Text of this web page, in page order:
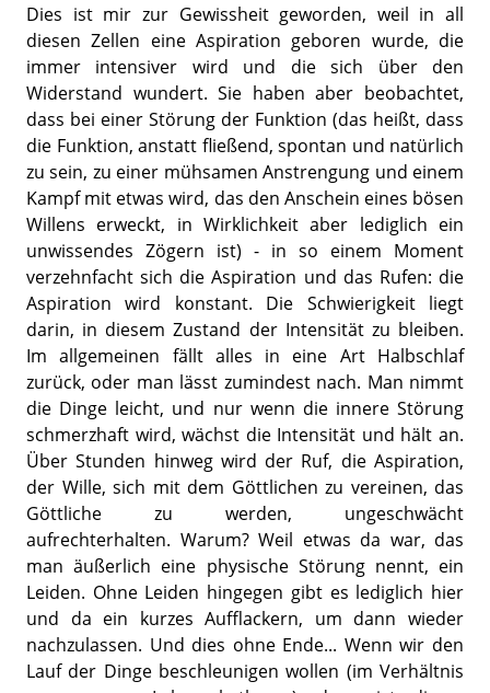
Dies ist mir zur Gewissheit geworden, weil in all
diesen Zellen eine Aspiration geboren wurde, die
immer intensiver wird und die sich über den
Widerstand wundert. Sie haben aber beobachtet,
dass bei einer Störung der Funktion (das heißt, dass
die Funktion, anstatt fließend, spontan und natürlich
zu sein, zu einer mühsamen Anstrengung und einem
Kampf mit etwas wird, das den Anschein eines bösen
Willens erweckt, in Wirklichkeit aber lediglich ein
unwissendes Zögern ist) - in so einem Moment
verzehnfacht sich die Aspiration und das Rufen: die
Aspiration wird konstant. Die Schwierigkeit liegt
darin, in diesem Zustand der Intensität zu bleiben.
Im allgemeinen fällt alles in eine Art Halbschlaf
zurück, oder man lässt zumindest nach. Man nimmt
die Dinge leicht, und nur wenn die innere Störung
schmerzhaft wird, wächst die Intensität und hält an.
Über Stunden hinweg wird der Ruf, die Aspiration,
der Wille, sich mit dem Göttlichen zu vereinen, das
Göttliche zu werden, ungeschwächt
aufrechterhalten. Warum? Weil etwas da war, das
man äußerlich eine physische Störung nennt, ein
Leiden. Ohne Leiden hingegen gibt es lediglich hier
und da ein kurzes Aufflackern, um dann wieder
nachzulassen. Und dies ohne Ende... Wenn wir den
Lauf der Dinge beschleunigen wollen (im Verhältnis